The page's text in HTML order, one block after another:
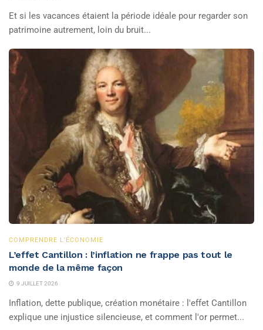
Et si les vacances étaient la période idéale pour regarder son
patrimoine autrement, loin du bruit...
COMPRENDRE L'ÉCONOMIE
L’effet Cantillon : l’inflation ne frappe pas tout le
monde de la même façon
9 JUILLET 2026
Inflation, dette publique, création monétaire : l'effet Cantillon
explique une injustice silencieuse, et comment l'or permet...